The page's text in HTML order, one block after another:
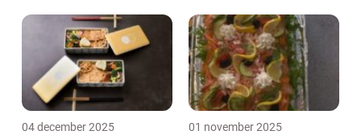
04 december 2025 01 november 2025